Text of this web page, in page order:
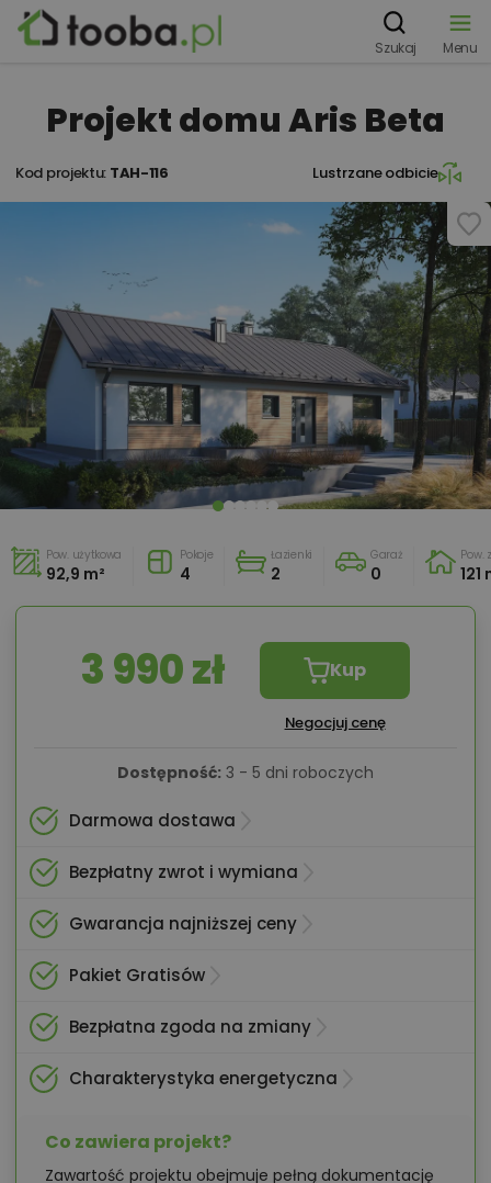
Szukaj Menu
Projekt domu Aris Beta
Kod projektu: TAH-116 Lustrzane odbicie
Pow. użytkowa
92,9 m²
Pokoje
4
Łazienki
2
Garaż
0
Pow.
121
3 990 zł Kup
Negocjuj cenę
Dostępność: 3 - 5 dni roboczych
Darmowa dostawa
Bezpłatny zwrot i wymiana
Gwarancja najniższej ceny
Pakiet Gratisów
Bezpłatna zgoda na zmiany
Charakterystyka energetyczna
Co zawiera projekt?
Zawartość projektu obejmuje pełną dokumentację